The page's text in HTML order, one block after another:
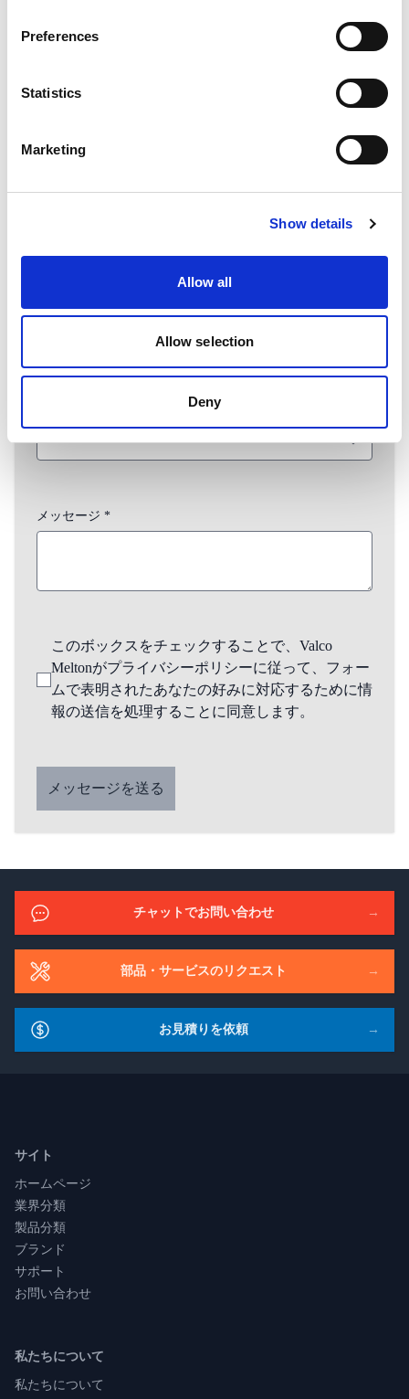
Preferences
Statistics
Marketing
Show details
Allow all
Allow selection
Deny
国を選択
市場
メッセージ *
このボックスをチェックすることで、Valco
Meltonがプライバシーポリシーに従って、フォー
ムで表明されたあなたの好みに対応するために情
報の送信を処理することに同意します。
メッセージを送る
チャットでお問い合わせ →
部品・サービスのリクエスト →
お見積りを依頼 →
Footer
サイト
ホームページ
業界分類
製品分類
ブランド
サポート
お問い合わせ
私たちについて
私たちについて